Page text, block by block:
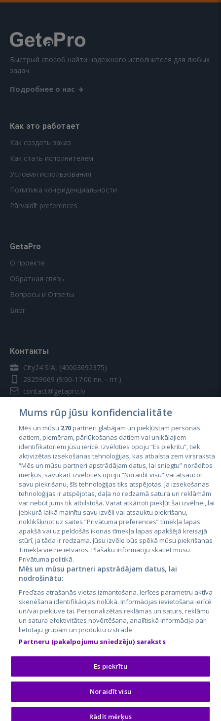
Быстрый способ найти надежного исполнителя для любых
задач.
Подробнее о нас
Как это работает
Как создать заказ
Как стать исполнителем
Условия использования
Политика конфиденциальности
Pārvaldīt preferences
GetaPro
О проекте
Обратная связь
Вопросы и Ответы
Блог
Контакты
City24 SIA, (40003692375)
28259069 (9:00-17:00 пн. - пт.)
contact@getapro.lv
Страны
Эстония
Латвия
Литва
City24.lv
City24.ee
GetaPro.lv
GetaPro.ee
Skelbiu.lt
Autoplius.lt
Aruodas.lt
CVbankas.lt
Kainos.lt
Paslaugos.lt
auto24.ee
Osta.ee
KuldneBörs.ee
© 2026 GetaPro. Все права защищены.
Mums rūp jūsu konfidencialitāte
Mēs un mūsu 270partneri glabājam un piekļūstam personas
datiem, piemēram, pārlūkošanas datiem vai unikālajiem
identifikatoriem jūsu ierīcē. Izvēloties opciju “Es piekrītu”, tiek
aktivizētas izsekošanas tehnoloģijas, kas atbalsta zem virsraksta
“Mēs un mūsu partneri apstrādājam datus, lai sniegtu” norādītos
mērķus, savukārt izvēloties opciju “Noraidīt visu” vai atsaucot
savu piekrišanu, šīs tehnoloģijas tiks atspējotas. Ja izsekošanas
tehnoloģijas ir atspējotas, daļa no redzamā satura un reklāmām
var nebūt jums tik atbilstoša. Varat atkārtoti piekļūt šai izvēlnei, lai
jebkurā laikā mainītu savu izvēli vai atsauktu piekrišanu,
noklikšķinot uz saites “Privātuma preferences” tīmekļa lapas
apakšā vai uz peldošās ikonas tīmekļa lapas apakšējā kreisajā
stūrī, ja tāda ir redzama. Jūsu izvēle būs spēkā mūsu piekrišanas
Tīmekļa vietne ietvaros. Plašāku informāciju skatiet mūsu
Privātuma politikā.
Mēs un mūsu partneri apstrādājam datus, lai
nodrošinātu:
Precīzas atrašanās vietas izmantošana. Ierīces parametru aktīva
skenēšana identifikācijas nolūkā. Informācijas ievietošana ierīcē
un/vai piekļuve tai. Personalizētas reklāmas un saturs, reklāmu
un satura efektivitātes novērtēšana, analītiskā informācija par
lietotāju grupām un produktu izstrāde.
Partneru (pakalpojumu sniedzēju) saraksts
Es piekrītu
Noraidīt visu
Rādīt mērķus